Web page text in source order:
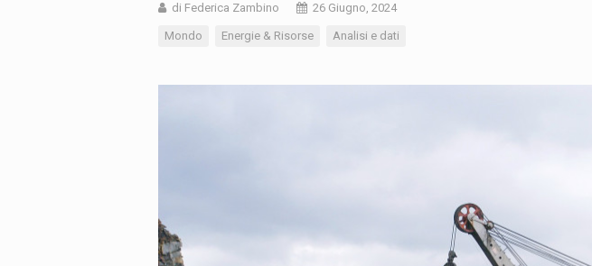
di Federica Zambino 26 Giugno, 2024
Mondo Energie & Risorse Analisi e dati